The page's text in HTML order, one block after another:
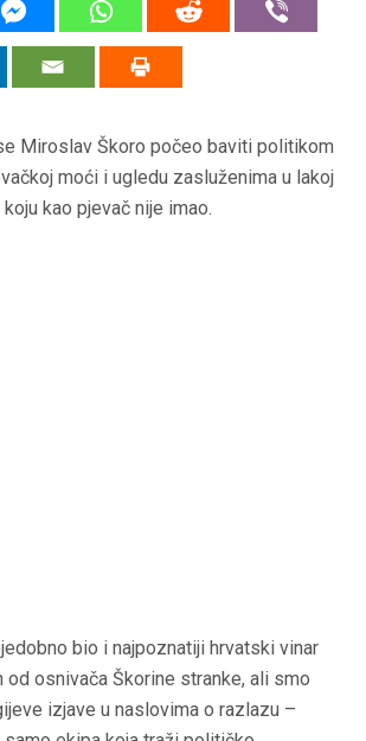
Miroslav Škoro počeo baviti politikom
moći i ugledu zasluženima u lakoj
kao pjevač nije imao.
bio i najpoznatiji hrvatski vinar
od osnivača Škorine stranke, ali smo
izjave u naslovima o razlazu –